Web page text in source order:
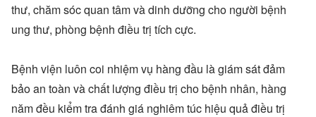
thư, chăm sóc quan tâm và dinh dưỡng cho người bệnh
ung thư, phòng bệnh điều trị tích cực.
Bệnh viện luôn coi nhiệm vụ hàng đầu là giám sát đảm
bảo an toàn và chất lượng điều trị cho bệnh nhân, hàng
năm đều kiểm tra đánh giá nghiêm túc hiệu quả điều trị